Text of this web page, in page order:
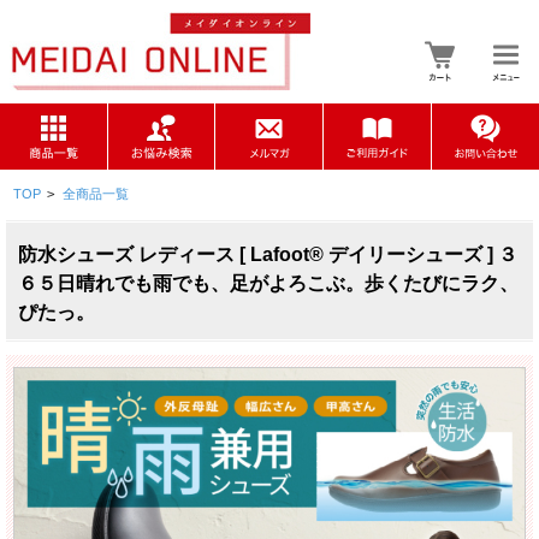
TOP > 全商品一覧
防水シューズ レディース [ Lafoot® デイリーシューズ ] ３
６５日晴れでも雨でも、足がよろこぶ。歩くたびにラク、
ぴたっ。